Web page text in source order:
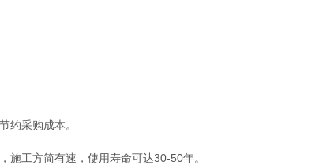
采购成本。
工方简有速，使用寿命可达30-50年。